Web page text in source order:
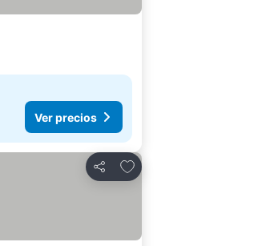
Ver precios
Compartir
Agregar a favoritos